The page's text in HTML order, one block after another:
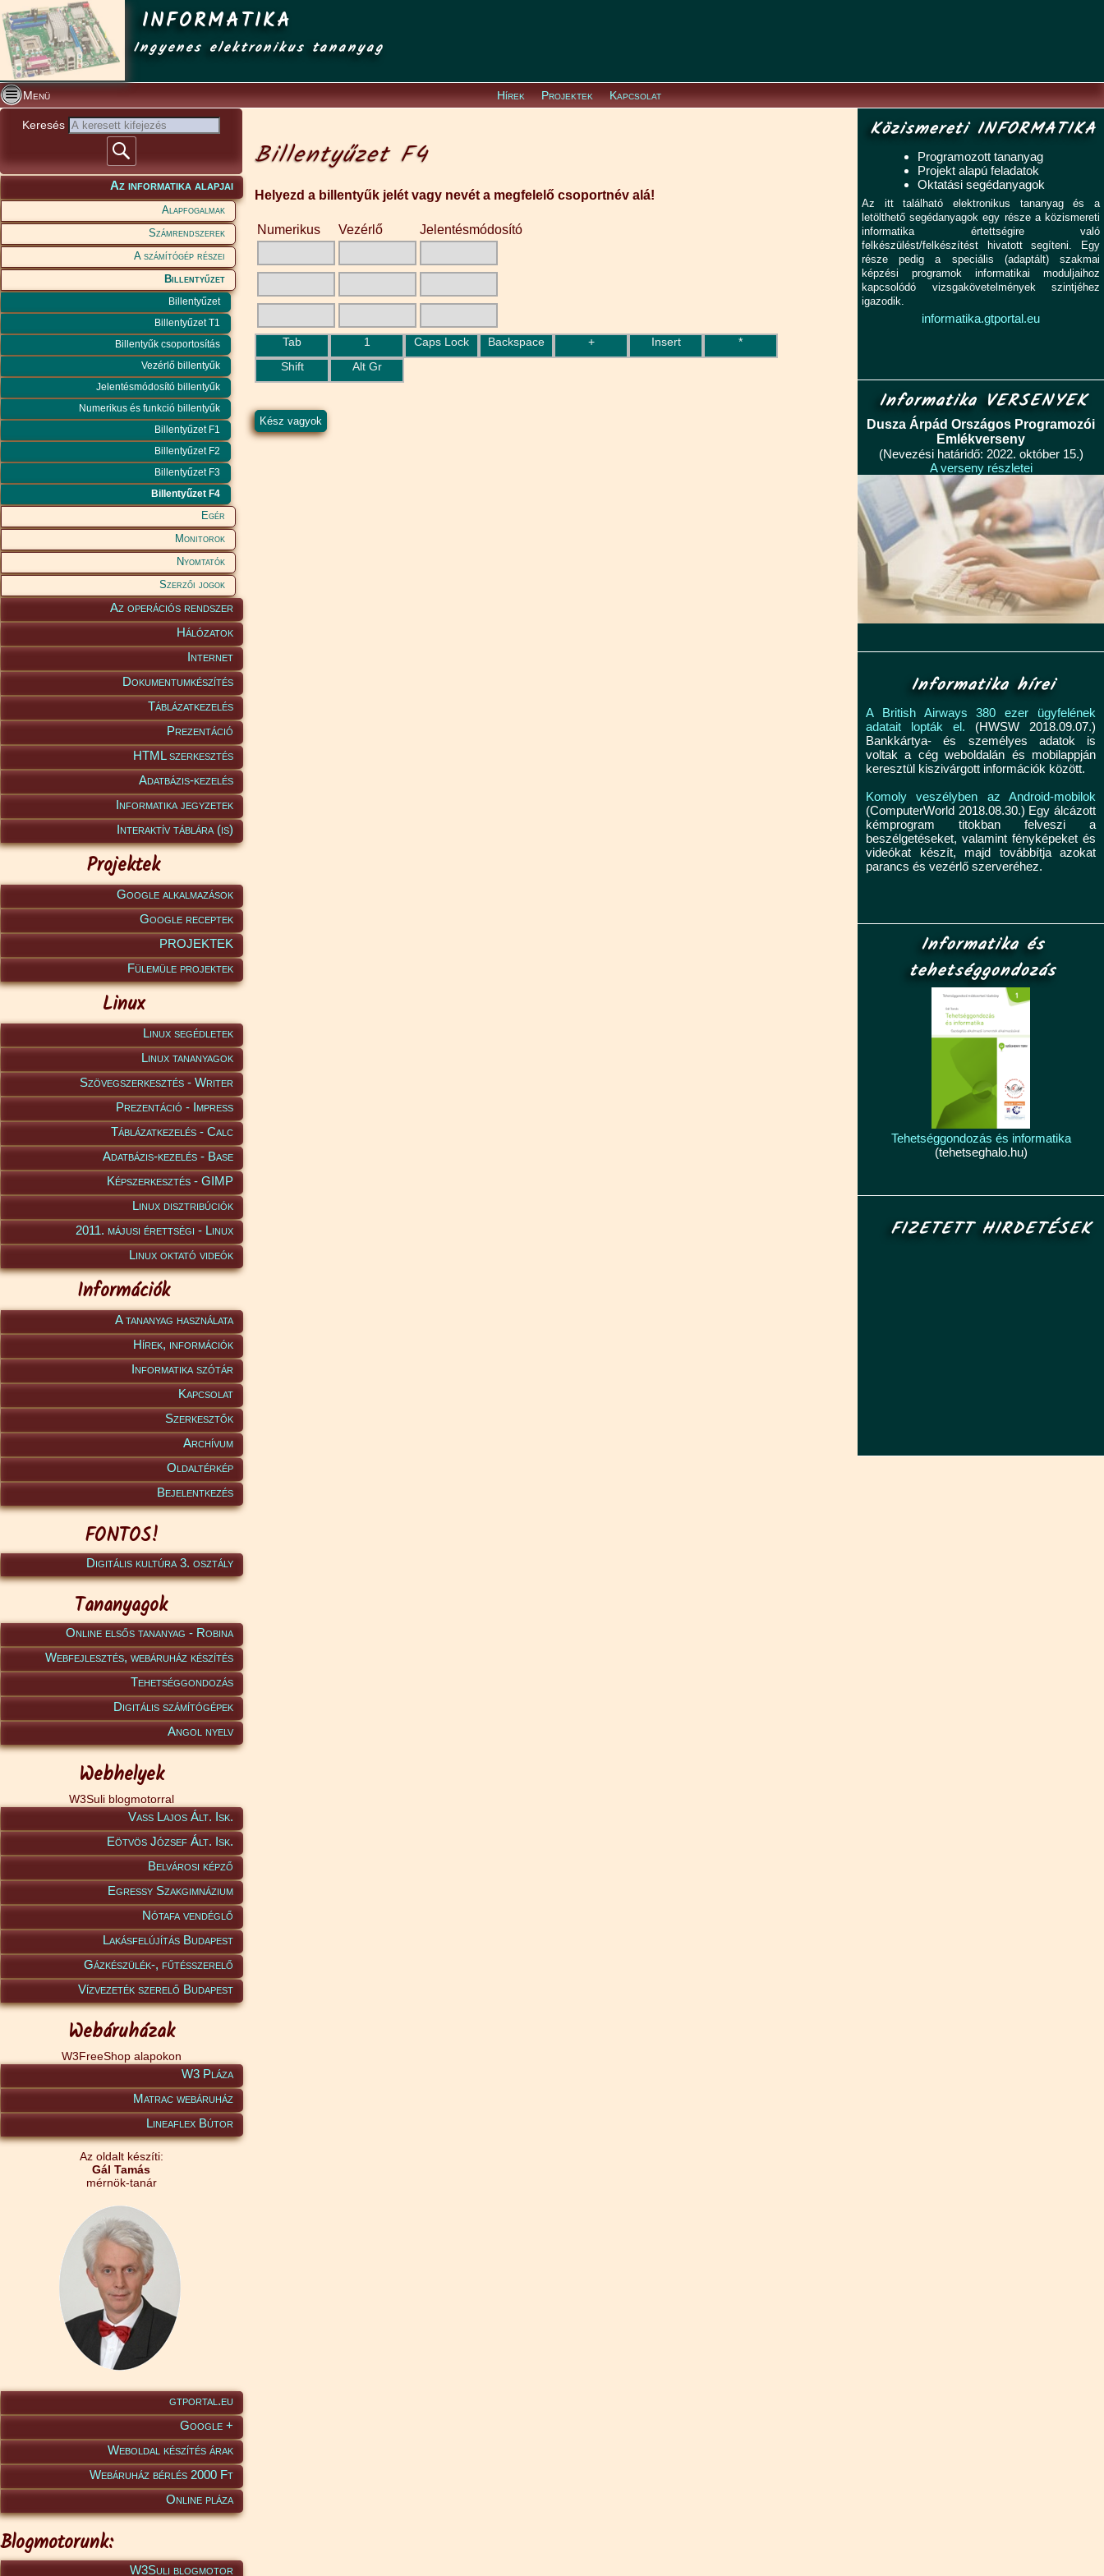
INFORMATIKA
Ingyenes elektronikus tananyag
Menü Hírek Projektek Kapcsolat
Keresés
Az informatika alapjai
Alapfogalmak
Számrendszerek
A számítógép részei
Billentyűzet
Billentyűzet
Billentyűzet T1
Billentyűk csoportosítás
Vezérlő billentyűk
Jelentésmódosító billentyűk
Numerikus és funkció billentyűk
Billentyűzet F1
Billentyűzet F2
Billentyűzet F3
Billentyűzet F4
Egér
Monitorok
Nyomtatók
Szerzői jogok
Az operációs rendszer
Hálózatok
Internet
Dokumentumkészítés
Táblázatkezelés
Prezentáció
HTML szerkesztés
Adatbázis-kezelés
Informatika jegyzetek
Interaktív táblára (is)
Projektek
Google alkalmazások
Google receptek
PROJEKTEK
Fülemüle projektek
Linux
Linux segédletek
Linux tananyagok
Szövegszerkesztés - Writer
Prezentáció - Impress
Táblázatkezelés - Calc
Adatbázis-kezelés - Base
Képszerkesztés - GIMP
Linux disztribúciók
2011. májusi érettségi - Linux
Linux oktató videók
Információk
A tananyag használata
Hírek, információk
Informatika szótár
Kapcsolat
Szerkesztők
Archívum
Oldaltérkép
Bejelentkezés
FONTOS!
Digitális kultúra 3. osztály
Tananyagok
Online elsős tananyag - Robina
Webfejlesztés, webáruház készítés
Tehetséggondozás
Digitális számítógépek
Angol nyelv
Webhelyek
W3Suli blogmotorral
Vass Lajos Ált. Isk.
Eötvös József Ált. Isk.
Belvárosi képző
Egressy Szakgimnázium
Nótafa vendéglő
Lakásfelújítás Budapest
Gázkészülék-, fűtésszerelő
Vízvezeték szerelő Budapest
Webáruházak
W3FreeShop alapokon
W3 Pláza
Matrac webáruház
Lineaflex Bútor
Az oldalt készíti:
Gál Tamás
mérnök-tanár
gtportal.eu
Google +
Weboldal készítés árak
Webáruház bérlés 2000 Ft
Online pláza
Blogmotorunk:
W3Suli blogmotor
Billentyűzet F4
Helyezd a billentyűk jelét vagy nevét a megfelelő csoportnév alá!
Numerikus Vezérlő Jelentésmódosító
Tab 1 Caps Lock Backspace + Insert
*
Shift
Alt Gr
Közismereti INFORMATIKA
Programozott tananyag
Projekt alapú feladatok
Oktatási segédanyagok
Az itt található elektronikus tananyag és a
letölthető segédanyagok egy része a közismereti
informatika értettségire való
felkészülést/felkészítést hivatott segíteni. Egy
része pedig a speciális (adaptált) szakmai
képzési programok informatikai moduljaihoz
kapcsolódó vizsgakövetelmények szintjéhez
igazodik.
informatika.gtportal.eu
Informatika VERSENYEK
Dusza Árpád Országos Programozói
Emlékverseny
(Nevezési határidő: 2022. október 15.)
A verseny részletei
Informatika hírei
A British Airways 380 ezer ügyfelének
adatait lopták el. (HWSW 2018.09.07.)
Bankkártya- és személyes adatok is
voltak a cég weboldalán és mobilappján
keresztül kiszivárgott információk között.
Komoly veszélyben az Android-mobilok
(ComputerWorld 2018.08.30.) Egy álcázott
kémprogram titokban felveszi a
beszélgetéseket, valamint fényképeket és
videókat készít, majd továbbítja azokat
parancs és vezérlő szerveréhez.
Informatika és
tehetséggondozás
Tehetséggondozás és informatika
(tehetseghalo.hu)
FIZETETT HIRDETÉSEK